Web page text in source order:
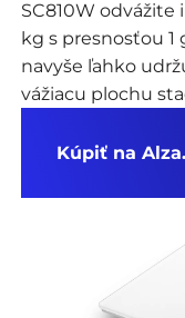
SC810W
kg s presnosťou 1
navyše ľahko
vážiacu plochu
Kúpiť na